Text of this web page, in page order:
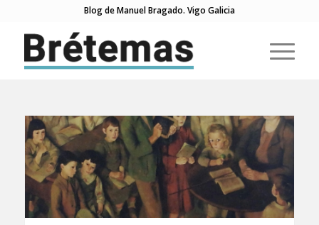
Blog de Manuel Bragado. Vigo Galicia